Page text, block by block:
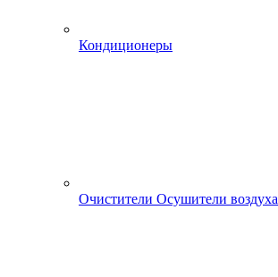
Кондиционеры
Очистители Осушители воздуха